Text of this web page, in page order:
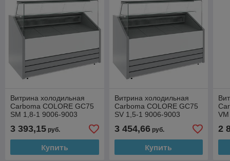
Витрина холодильная
Carboma COLORE GC75
SM 1,8-1 9006-9003
3 393,15 руб.
Купить
Витрина холодильная
Carboma COLORE GC75
SV 1,5-1 9006-9003
3 454,66руб.
Купить
2